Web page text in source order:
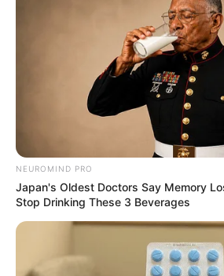
การงานหากกำลัง
บริวาร จะพลิกผันมีคนมาสมัครงานไ
ปรับเปลี่ยนพฤติกรรมที่ดีขึ้น งานก้าว
สามัคคีร่วมแรงร่วมใจกับเพื่อนร่วมง
ผู้ใหญ่สนับสนุน การเงินจะมีโชคลาภ
คนที่มาจากที่ไกล อาจได้ของฝาก ได้
ช่วงปลายจะจ่ายเงินไปกับเรื่องรัก แล
สนุกสนานแต่ก็ไม่มีปัญหา ความรักเข้
เป็นอะไรที่น่าประหลาดใจและน่าประ
กำลังพองโต ส่วนคนมีแฟนแล้วรัก
ทำให้เขว แอบมีกิ๊กบางเวลา
NEUROMIND PRO
Japan's Oldest Doctors Say Memory
Stop Drinking These 3 Beverages